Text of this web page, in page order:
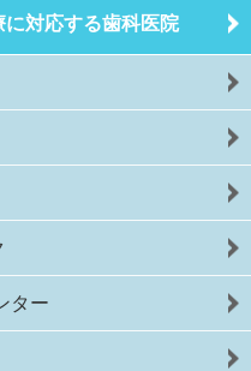
対応する歯科医院
ター